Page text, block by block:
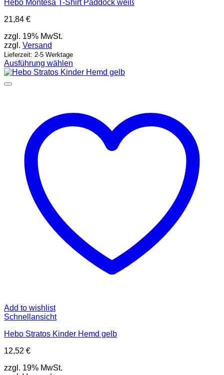
Hebo Montesa T-Shirt Paddock weiß
21,84 €
zzgl. 19% MwSt.
zzgl. Versand
Lieferzeit: 2-5 Werktage
Ausführung wählen
Dieses
Produkt
Optionen
können
Produktseite
gewählt
werden
Add to wishlist
Schnellansicht
Hebo Stratos Kinder Hemd gelb
12,52 €
zzgl. 19% MwSt.